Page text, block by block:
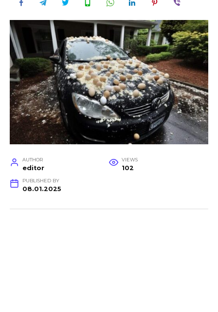
AUTHOR
editor
VIEWS
102
PUBLISHED BY
08.01.2025